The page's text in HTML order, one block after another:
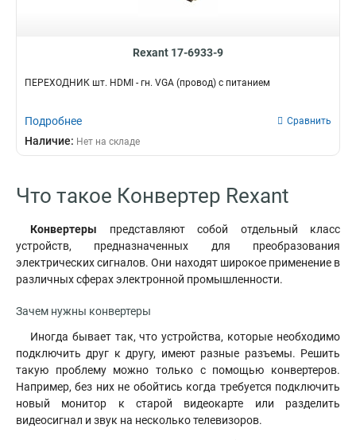
Rexant 17-6933-9
ПЕРЕХОДНИК шт. HDMI - гн. VGA (провод) с питанием
Подробнее Сравнить
Наличие: Нет на складе
Что такое Конвертер Rexant
Конвертеры представляют собой отдельный класс
устройств, предназначенных для преобразования
электрических сигналов. Они находят широкое применение в
различных сферах электронной промышленности.
Зачем нужны конвертеры
Иногда бывает так, что устройства, которые необходимо
подключить друг к другу, имеют разные разъемы. Решить
такую проблему можно только с помощью конвертеров.
Например, без них не обойтись когда требуется подключить
новый монитор к старой видеокарте или разделить
видеосигнал и звук на несколько телевизоров.